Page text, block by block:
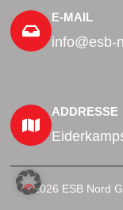
E-MAIL
info@esb-
ADDRESSE
2026 ESB Nord